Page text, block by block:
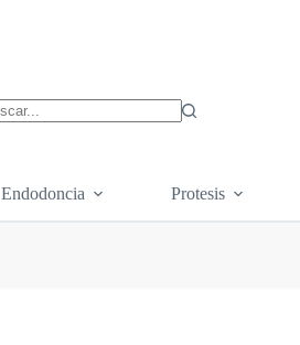
Endodoncia Protesis